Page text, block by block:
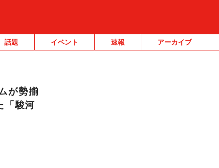
話題 イベント 速報 アーカイブ
が勢揃
「駿河